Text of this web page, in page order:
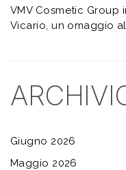
VMV Cosmetic Group
Vicario, un omaggio
Giugno 2026
Maggio 2026